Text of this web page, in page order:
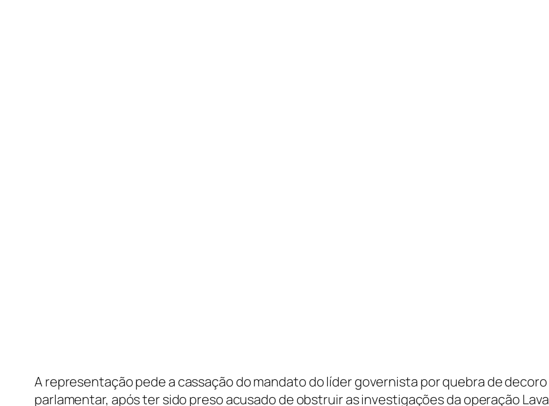
A representação pede a cassação do mandato do líder governista por quebra de decoro
parlamentar, após ter sido preso acusado de obstruir as investigações da operação Lava